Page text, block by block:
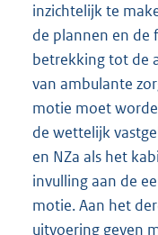
inzichtelijk te
de plannen en de
betrekking tot de
van ambulante
motie moet
de wettelijk
en NZa als het
invulling aan de
motie. Aan het
uitvoering geven